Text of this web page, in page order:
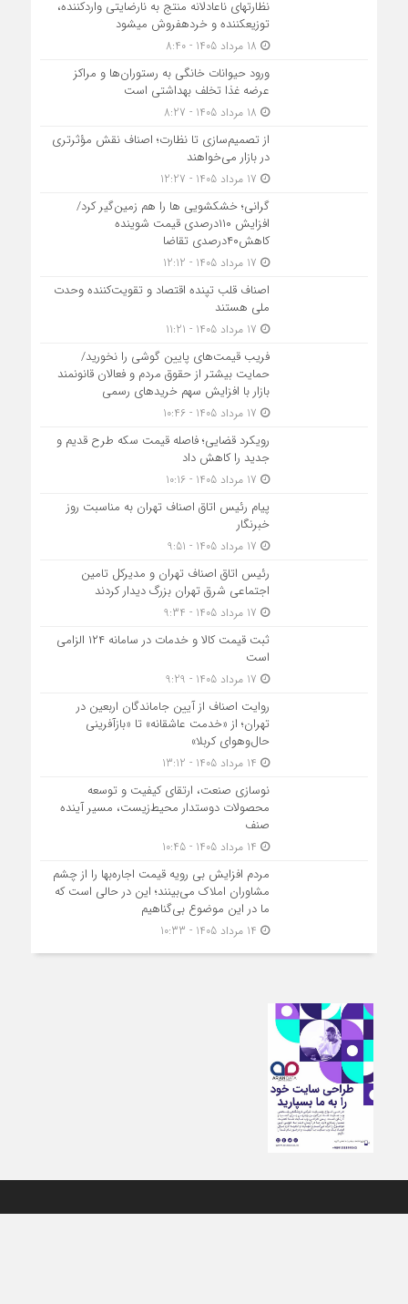
نظارت‎های ناعادلانه منتج به نارضایتی واردکننده،
توزیع‎کننده و خرده‎فروش می‎شود
ورود حیوانات خانگی به رستوران‌ها و مراکز
عرضه غذا تخلف بهداشتی است
از تصمیم‌سازی تا نظارت؛ اصناف نقش مؤثرتری
در بازار می‌خواهند
گرانی؛ خشکشویی‌ ها را هم زمین‌گیر کرد/
افزایش ۱۱۰درصدی قیمت شوینده
کاهش۴۰درصدی تقاضا
اصناف قلب تپنده اقتصاد و تقویت‌کننده وحدت
ملی هستند
فریب قیمت‌های پایین گوشی را نخورید/
حمایت بیشتر از حقوق مردم و فعالان قانونمند
بازار با افزایش سهم خریدهای رسمی
رویکرد قضایی؛ فاصله قیمت سکه طرح قدیم و
جدید را کاهش داد
پیام رئیس اتاق اصناف تهران به مناسبت روز
خبرنگار
رئیس اتاق اصناف تهران و مدیرکل تامین
اجتماعی شرق تهران بزرگ دیدار کردند
ثبت قیمت کالا و خدمات در سامانه ۱۲۴ الزامی
است
روایت اصناف از آیین جاماندگان اربعین در
تهران؛ از «خدمت عاشقانه» تا «بازآفرینی
حال‌وهوای کربلا»
نوسازی صنعت، ارتقای کیفیت و توسعه
محصولات دوستدار محیط‌زیست، مسیر آینده
صنف
مردم افزایش بی رویه قیمت اجاره‌بها را از چشم
مشاوران املاک می‌بینند؛ این در حالی است که
ما در این موضوع بی‌گناهیم